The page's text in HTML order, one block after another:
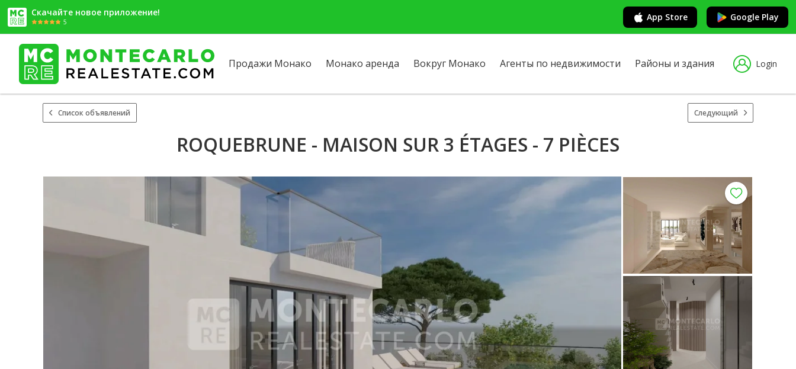
Скачайте новое приложение!
5 App Store Google Play
Продажи Монако Монако аренда Вокруг Монако Агенты по недвижимости Районы и здания Login
Список объявлений Следующий
ROQUEBRUNE - MAISON SUR 3 ÉTAGES - 7 PIÈCES